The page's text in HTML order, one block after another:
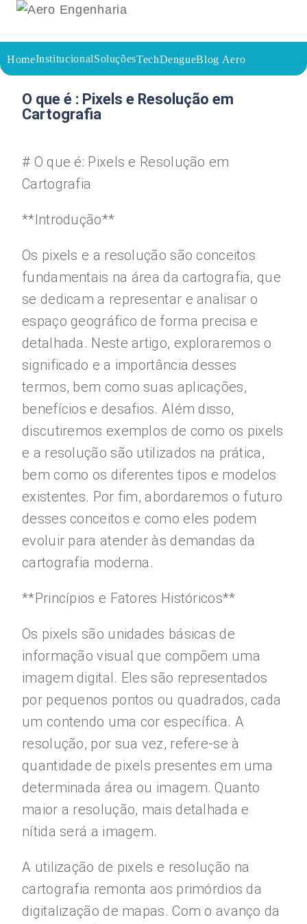
HomeInstitucionalSoluçõesTechDengueBlog Aero
09/08/2023
Voltar a página inicial do blog
O que é : Pixels e Resolução em
Cartografia
# O que é: Pixels e Resolução em
Cartografia
**Introdução**
Os pixels e a resolução são conceitos
fundamentais na área da cartografia, que
se dedicam a representar e analisar o
espaço geográfico de forma precisa e
detalhada. Neste artigo, exploraremos o
significado e a importância desses
termos, bem como suas aplicações,
benefícios e desafios. Além disso,
discutiremos exemplos de como os pixels
e a resolução são utilizados na prática,
bem como os diferentes tipos e modelos
existentes. Por fim, abordaremos o futuro
desses conceitos e como eles podem
evoluir para atender às demandas da
cartografia moderna.
**Princípios e Fatores Históricos**
Os pixels são unidades básicas de
informação visual que compõem uma
imagem digital. Eles são representados
por pequenos pontos ou quadrados, cada
um contendo uma cor específica. A
resolução, por sua vez, refere-se à
quantidade de pixels presentes em uma
determinada área ou imagem. Quanto
maior a resolução, mais detalhada e
nítida será a imagem.
A utilização de pixels e resolução na
cartografia remonta aos primórdios da
digitalização de mapas. Com o avanço da